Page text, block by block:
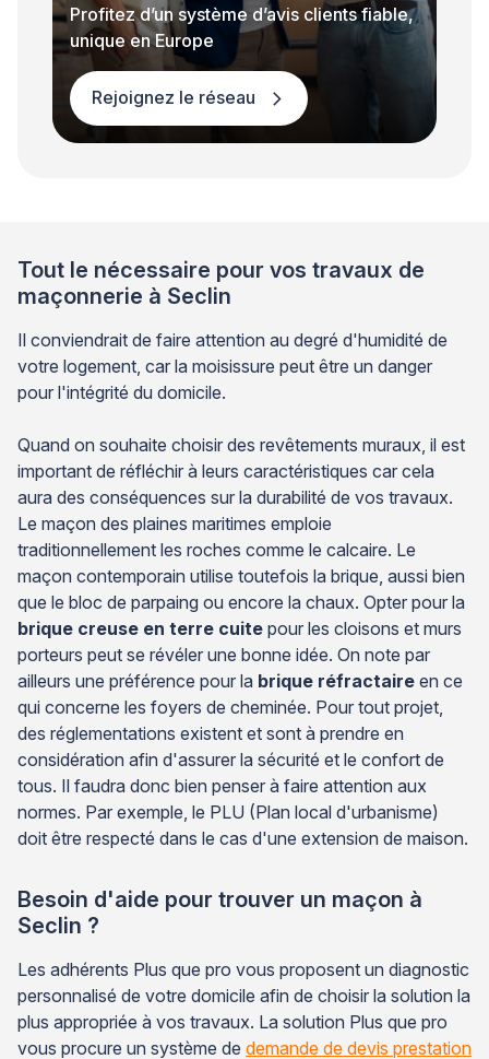
Profitez d’un système d’avis clients fiable,
unique en Europe
Rejoignez le réseau
Tout le nécessaire pour vos travaux de
maçonnerie à Seclin
Il conviendrait de faire attention au degré d'humidité de
votre logement, car la moisissure peut être un danger
pour l'intégrité du domicile.
Quand on souhaite choisir des revêtements muraux, il est
important de réfléchir à leurs caractéristiques car cela
aura des conséquences sur la durabilité de vos travaux.
Le maçon des plaines maritimes emploie
traditionnellement les roches comme le calcaire. Le
maçon contemporain utilise toutefois la brique, aussi bien
que le bloc de parpaing ou encore la chaux. Opter pour la
brique creuse en terre cuite pour les cloisons et murs
porteurs peut se révéler une bonne idée. On note par
ailleurs une préférence pour la brique réfractaire en ce
qui concerne les foyers de cheminée. Pour tout projet,
des réglementations existent et sont à prendre en
considération afin d'assurer la sécurité et le confort de
tous. Il faudra donc bien penser à faire attention aux
normes. Par exemple, le PLU (Plan local d'urbanisme)
doit être respecté dans le cas d'une extension de maison.
Besoin d'aide pour trouver un maçon à
Seclin ?
Les adhérents Plus que pro vous proposent un diagnostic
personnalisé de votre domicile afin de choisir la solution la
plus appropriée à vos travaux. La solution Plus que pro
vous procure un système de demande de devis prestation